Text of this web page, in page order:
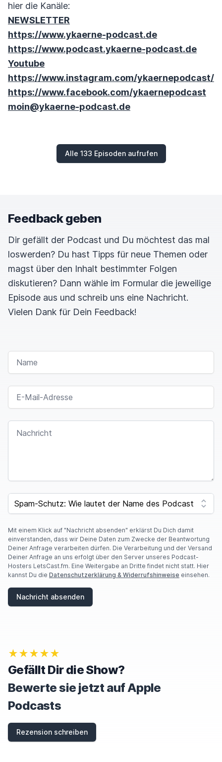
hier die Kanäle:
NEWSLETTER
https://www.ykaerne-podcast.de
https://www.podcast.ykaerne-podcast.de
Youtube
https://www.instagram.com/ykaernepodcast/
https://www.facebook.com/ykaernepodcast
moin@ykaerne-podcast.de
Alle 133 Episoden aufrufen
Feedback geben
Dir gefällt der Podcast und Du möchtest das mal
loswerden? Du hast Tipps für neue Themen oder
magst über den Inhalt bestimmter Folgen
diskutieren? Dann wähle im Formular die jeweilige
Episode aus und schreib uns eine Nachricht.
Vielen Dank für Dein Feedback!
NAME
E-MAIL-ADRESSE
NACHRICHT
SPAM CAPTCHA
Mit einem Klick auf "Nachricht absenden" erklärst Du Dich damit
einverstanden, dass wir Deine Daten zum Zwecke der Beantwortung
Deiner Anfrage verarbeiten dürfen. Die Verarbeitung und der Versand
Deiner Anfrage an uns erfolgt über den Server unseres Podcast-
Hosters LetsCast.fm. Eine Weitergabe an Dritte findet nicht statt. Hier
kannst Du die Datenschutzerklärung & Widerrufshinweise einsehen.
Nachricht absenden
★★★★★
Gefällt Dir die Show?
Bewerte sie jetzt auf Apple
Podcasts
Rezension schreiben